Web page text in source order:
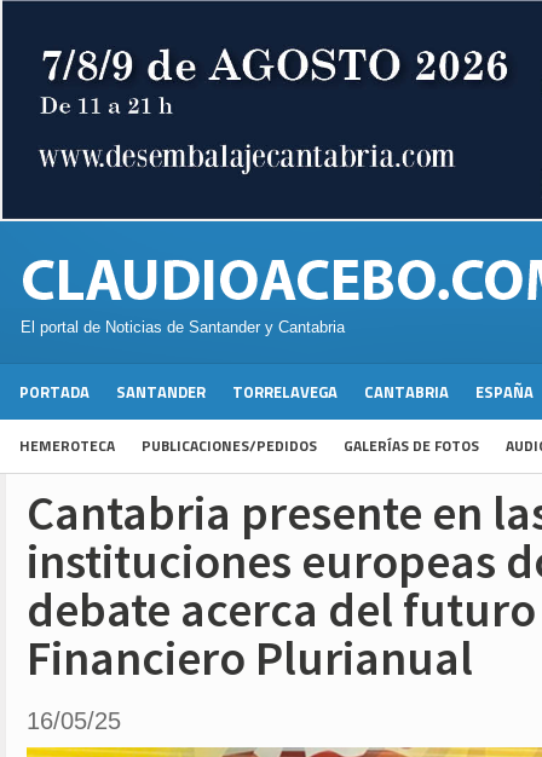
El portal de Noticias de Santander y Cantabria
PORTADA SANTANDER TORRELAVEGA CANTABRIA ESPAÑA
HEMEROTECA PUBLICACIONES/PEDIDOS GALERÍAS DE FOTOS
Cantabria presente en
instituciones europeas
debate acerca del
Financiero Plurianual
16/05/25